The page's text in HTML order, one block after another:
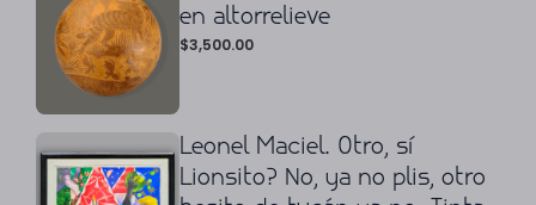
en altorrelieve
$3,500.00
Leonel Maciel. Otro, sí
Lionsito? No, ya no plis, otro